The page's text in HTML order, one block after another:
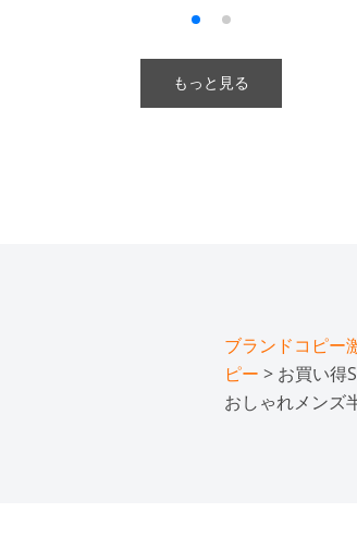
もっと見る
ブランドコピー
ピー > お買い得
おしゃれメンズ